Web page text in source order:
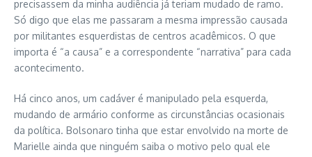
precisassem da minha audiência já teriam mudado de ramo.
Só digo que elas me passaram a mesma impressão causada
por militantes esquerdistas de centros acadêmicos. O que
importa é “a causa” e a correspondente “narrativa” para cada
acontecimento.
Há cinco anos, um cadáver é manipulado pela esquerda,
mudando de armário conforme as circunstâncias ocasionais
da política. Bolsonaro tinha que estar envolvido na morte de
Marielle ainda que ninguém saiba o motivo pelo qual ele